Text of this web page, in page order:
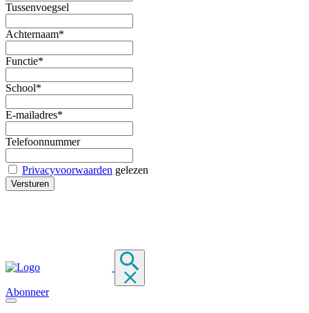
Tussenvoegsel
Achternaam*
Functie*
School*
E-mailadres*
Telefoonnummer
Privacyvoorwaarden gelezen
Abonneer